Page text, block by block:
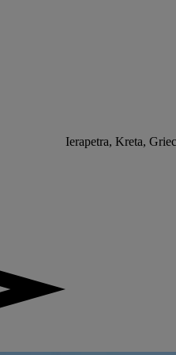
Ierapetra, Kreta,